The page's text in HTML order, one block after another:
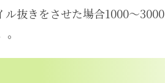
抜きをさせた場合1000～